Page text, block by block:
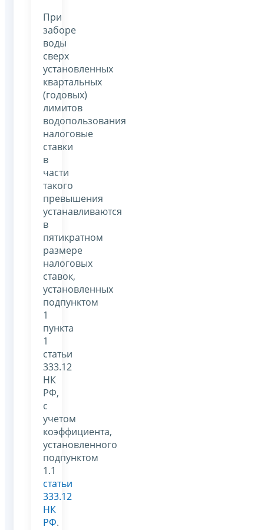
При
заборе
воды
сверх
установленных
квартальных
(годовых)
лимитов
водопользования
налоговые
ставки
в
части
такого
превышения
устанавливаются
в
пятикратном
размере
налоговых
ставок,
установленных
подпунктом
1
пункта
1
статьи
333.12
НК
РФ,
с
учетом
коэффициента,
установленного
подпунктом
1.1
статьи
333.12
НК
РФ.